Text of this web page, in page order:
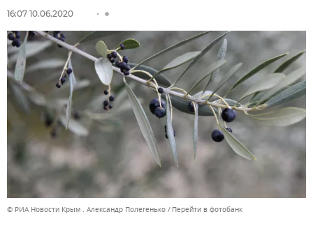
16:07 10.06.2020
© РИА Новости Крым . Александр Полегенько Перейти в фотобанк